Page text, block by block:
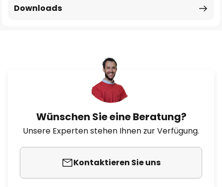
Downloads
Wünschen Sie eine Beratung?
Unsere Experten stehen Ihnen zur Verfügung.
Kontaktieren Sie uns